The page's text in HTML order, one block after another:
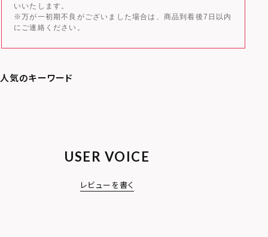
いいたします。
※万が一初期不良がございました場合は、商品到着後7日以内
にご連絡ください。
USER VOICE
レビューを書く